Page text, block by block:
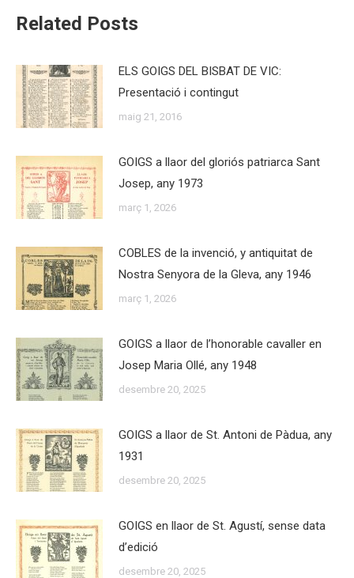
Related Posts
ELS GOIGS DEL BISBAT DE VIC:
Presentació i contingut
maig 21, 2016
GOIGS a llaor del gloriós patriarca Sant
Josep, any 1973
març 1, 2026
COBLES de la invenció, y antiquitat de
Nostra Senyora de la Gleva, any 1946
març 1, 2026
GOIGS a llaor de l’honorable cavaller en
Josep Maria Ollé, any 1948
desembre 20, 2025
GOIGS a llaor de St. Antoni de Pàdua, any
1931
desembre 20, 2025
GOIGS en llaor de St. Agustí, sense data
d’edició
desembre 20, 2025